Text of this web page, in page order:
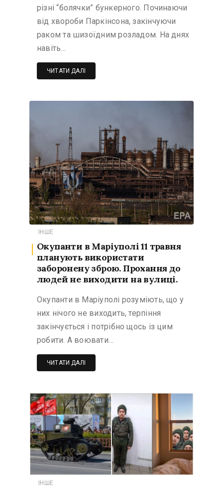
різні “болячки” бункерного. Починаючи
від хвороби Паркінсона, закінчуючи
раком та шизоїдним розладом. На днях
навіть…
ЧИТАТИ ДАЛІ
ІНШЕ
Окупанти в Маріуполі 11 травня
планують використати
заборонену зброю. Прохання до
людей не виходити на вулиці.
Окупанти в Маріуполі розуміють, що у
них нічого не виходить, терпіння
закінчується і потрібно щось із цим
робити. А воювати…
ЧИТАТИ ДАЛІ
ІНШЕ